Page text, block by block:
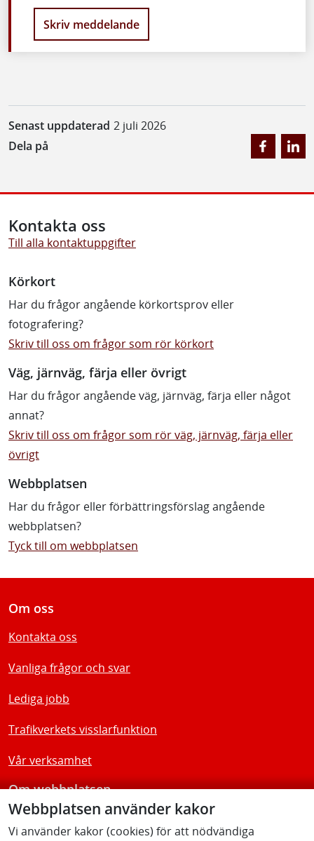
Skriv meddelande
Senast uppdaterad 2 juli 2026
Dela på
Webbplatsen använder kakor
Vi använder kakor (cookies) för att nödvändiga
Kontakta oss
Till alla kontaktuppgifter
Körkort
Har du frågor angående körkortsprov eller
fotografering?
Skriv till oss om frågor som rör körkort
Väg, järnväg, färja eller övrigt
Har du frågor angående väg, järnväg, färja eller något
annat?
Skriv till oss om frågor som rör väg, järnväg, färja eller
övrigt
Webbplatsen
Har du frågor eller förbättringsförslag angående
webbplatsen?
Tyck till om webbplatsen
Om oss
Kontakta oss
Vanliga frågor och svar
Lediga jobb
Trafikverkets visslarfunktion
Vår verksamhet
Om webbplatsen
Tillgänglighetsredogörelse